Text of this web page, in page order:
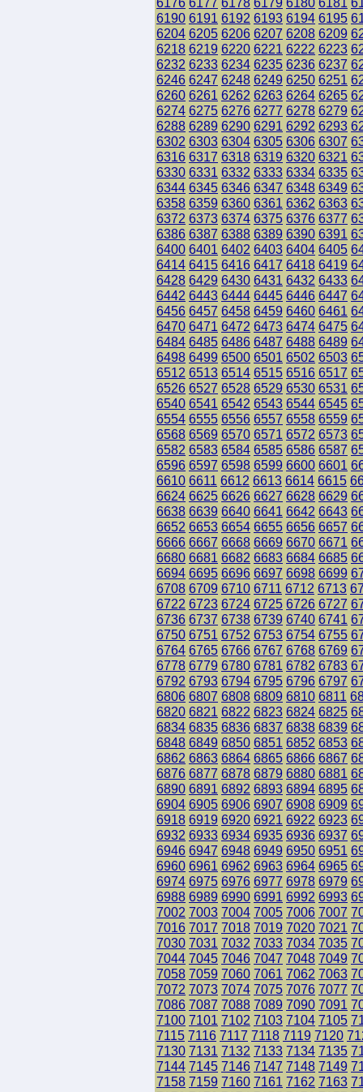
6190 6191 6192 6193 6194 6195
6204 6205 6206 6207 6208 6209
6218 6219 6220 6221 6222 6223
6232 6233 6234 6235 6236 6237
6246 6247 6248 6249 6250 6251
6260 6261 6262 6263 6264 6265
6274 6275 6276 6277 6278 6279
6288 6289 6290 6291 6292 6293
6302 6303 6304 6305 6306 6307
6316 6317 6318 6319 6320 6321
6330 6331 6332 6333 6334 6335
6344 6345 6346 6347 6348 6349
6358 6359 6360 6361 6362 6363
6372 6373 6374 6375 6376 6377
6386 6387 6388 6389 6390 6391
6400 6401 6402 6403 6404 6405
6414 6415 6416 6417 6418 6419
6428 6429 6430 6431 6432 6433
6442 6443 6444 6445 6446 6447
6456 6457 6458 6459 6460 6461
6470 6471 6472 6473 6474 6475
6484 6485 6486 6487 6488 6489
6498 6499 6500 6501 6502 6503
6512 6513 6514 6515 6516 6517
6526 6527 6528 6529 6530 6531
6540 6541 6542 6543 6544 6545
6554 6555 6556 6557 6558 6559
6568 6569 6570 6571 6572 6573
6582 6583 6584 6585 6586 6587
6596 6597 6598 6599 6600 6601
6610 6611 6612 6613 6614 6615
6624 6625 6626 6627 6628 6629
6638 6639 6640 6641 6642 6643
6652 6653 6654 6655 6656 6657
6666 6667 6668 6669 6670 6671
6680 6681 6682 6683 6684 6685
6694 6695 6696 6697 6698 6699
6708 6709 6710 6711 6712 6713
6722 6723 6724 6725 6726 6727
6736 6737 6738 6739 6740 6741
6750 6751 6752 6753 6754 6755
6764 6765 6766 6767 6768 6769
6778 6779 6780 6781 6782 6783
6792 6793 6794 6795 6796 6797
6806 6807 6808 6809 6810 6811
6820 6821 6822 6823 6824 6825
6834 6835 6836 6837 6838 6839
6848 6849 6850 6851 6852 6853
6862 6863 6864 6865 6866 6867
6876 6877 6878 6879 6880 6881
6890 6891 6892 6893 6894 6895
6904 6905 6906 6907 6908 6909
6918 6919 6920 6921 6922 6923
6932 6933 6934 6935 6936 6937
6946 6947 6948 6949 6950 6951
6960 6961 6962 6963 6964 6965
6974 6975 6976 6977 6978 6979
6988 6989 6990 6991 6992 6993
7002 7003 7004 7005 7006 7007
7016 7017 7018 7019 7020 7021
7030 7031 7032 7033 7034 7035
7044 7045 7046 7047 7048 7049
7058 7059 7060 7061 7062 7063
7072 7073 7074 7075 7076 7077
7086 7087 7088 7089 7090 7091
7100 7101 7102 7103 7104 7105
7115 7116 7117 7118 7119 7120
7130 7131 7132 7133 7134 7135
7144 7145 7146 7147 7148 7149
7158 7159 7160 7161 7162 7163